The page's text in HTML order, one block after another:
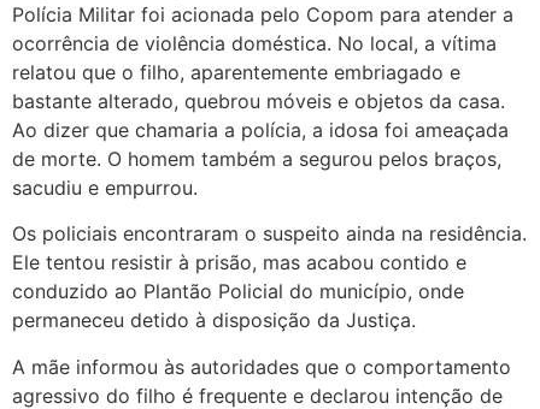
Polícia Militar foi acionada pelo Copom para atender a
ocorrência de violência doméstica. No local, a vítima
relatou que o filho, aparentemente embriagado e
bastante alterado, quebrou móveis e objetos da casa.
Ao dizer que chamaria a polícia, a idosa foi ameaçada
de morte. O homem também a segurou pelos braços,
sacudiu e empurrou.
Os policiais encontraram o suspeito ainda na residência.
Ele tentou resistir à prisão, mas acabou contido e
conduzido ao Plantão Policial do município, onde
permaneceu detido à disposição da Justiça.
A mãe informou às autoridades que o comportamento
agressivo do filho é frequente e declarou intenção de